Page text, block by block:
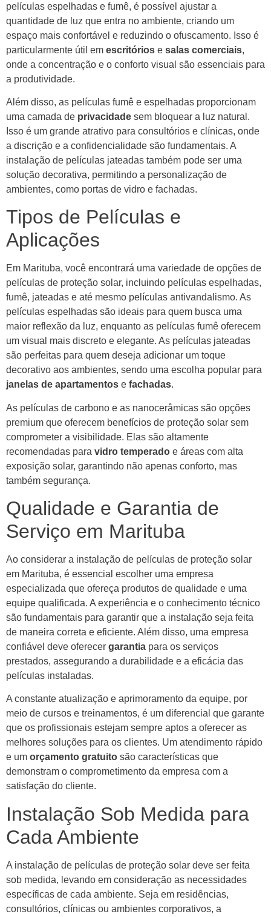
películas espelhadas e fumê, é possível ajustar a
quantidade de luz que entra no ambiente, criando um
espaço mais confortável e reduzindo o ofuscamento. Isso é
particularmente útil em escritórios e salas comerciais,
onde a concentração e o conforto visual são essenciais para
a produtividade.
Além disso, as películas fumê e espelhadas proporcionam
uma camada de privacidade sem bloquear a luz natural.
Isso é um grande atrativo para consultórios e clínicas, onde
a discrição e a confidencialidade são fundamentais. A
instalação de películas jateadas também pode ser uma
solução decorativa, permitindo a personalização de
ambientes, como portas de vidro e fachadas.
Tipos de Películas e
Aplicações
Em Marituba, você encontrará uma variedade de opções de
películas de proteção solar, incluindo películas espelhadas,
fumê, jateadas e até mesmo películas antivandalismo. As
películas espelhadas são ideais para quem busca uma
maior reflexão da luz, enquanto as películas fumê oferecem
um visual mais discreto e elegante. As películas jateadas
são perfeitas para quem deseja adicionar um toque
decorativo aos ambientes, sendo uma escolha popular para
janelas de apartamentos e fachadas.
As películas de carbono e as nanocerâmicas são opções
premium que oferecem benefícios de proteção solar sem
comprometer a visibilidade. Elas são altamente
recomendadas para vidro temperado e áreas com alta
exposição solar, garantindo não apenas conforto, mas
também segurança.
Qualidade e Garantia de
Serviço em Marituba
Ao considerar a instalação de películas de proteção solar
em Marituba, é essencial escolher uma empresa
especializada que ofereça produtos de qualidade e uma
equipe qualificada. A experiência e o conhecimento técnico
são fundamentais para garantir que a instalação seja feita
de maneira correta e eficiente. Além disso, uma empresa
confiável deve oferecer garantia para os serviços
prestados, assegurando a durabilidade e a eficácia das
películas instaladas.
A constante atualização e aprimoramento da equipe, por
meio de cursos e treinamentos, é um diferencial que garante
que os profissionais estejam sempre aptos a oferecer as
melhores soluções para os clientes. Um atendimento rápido
e um orçamento gratuito são características que
demonstram o comprometimento da empresa com a
satisfação do cliente.
Instalação Sob Medida para
Cada Ambiente
A instalação de películas de proteção solar deve ser feita
sob medida, levando em consideração as necessidades
específicas de cada ambiente. Seja em residências,
consultórios, clínicas ou ambientes corporativos, a